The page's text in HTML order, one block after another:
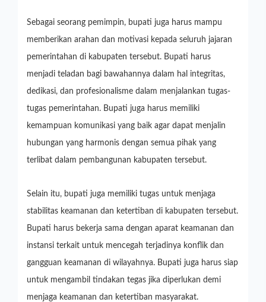
Sebagai seorang pemimpin, bupati juga harus mampu
memberikan arahan dan motivasi kepada seluruh jajaran
pemerintahan di kabupaten tersebut. Bupati harus
menjadi teladan bagi bawahannya dalam hal integritas,
dedikasi, dan profesionalisme dalam menjalankan tugas-
tugas pemerintahan. Bupati juga harus memiliki
kemampuan komunikasi yang baik agar dapat menjalin
hubungan yang harmonis dengan semua pihak yang
terlibat dalam pembangunan kabupaten tersebut.
Selain itu, bupati juga memiliki tugas untuk menjaga
stabilitas keamanan dan ketertiban di kabupaten tersebut.
Bupati harus bekerja sama dengan aparat keamanan dan
instansi terkait untuk mencegah terjadinya konflik dan
gangguan keamanan di wilayahnya. Bupati juga harus siap
untuk mengambil tindakan tegas jika diperlukan demi
menjaga keamanan dan ketertiban masyarakat.